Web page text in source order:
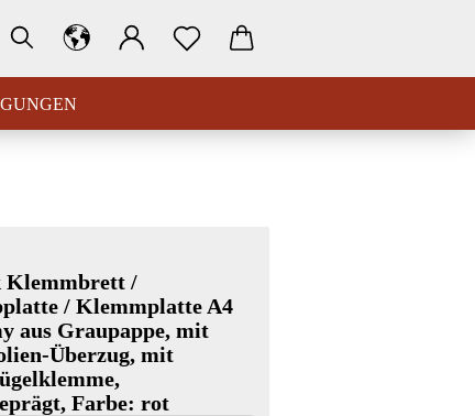
Klemmbrett /
/ Klemmplatte A4
aus Graupappe, mit
Überzug, mit
Farbe: rot